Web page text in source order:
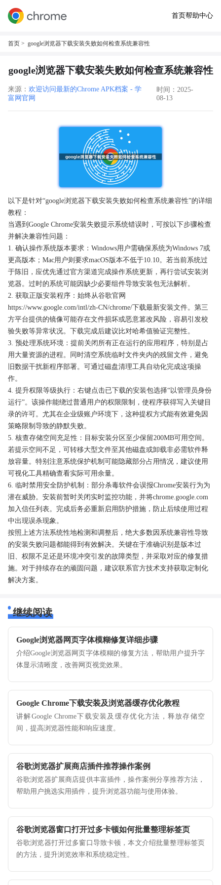
首页帮助中心
首页 > google浏览器下载安装失败如何检查系统兼容性
google浏览器下载安装失败如何检查系统兼容性
来源： 欢迎访问最新的Chrome APK档案 - 学
富网官网
时间：2025-
08-13
以下是针对“google浏览器下载安装失败如何检查系统兼容性”的详细
教程：
当遇到Google Chrome安装失败提示系统错误时，可按以下步骤检查
并解决兼容性问题：
1. 确认操作系统版本要求：Windows用户需确保系统为Windows 7或
更高版本；Mac用户则要求macOS版本不低于10.10。若当前系统过
于陈旧，应优先通过官方渠道完成操作系统更新，再行尝试安装浏
览器。过时的系统可能因缺少必要组件导致安装包无法解析。
2. 获取正版安装程序：始终从谷歌官网
https://www.google.com/intl/zh-CN/chrome/下载最新安装文件。第三
方平台提供的镜像可能存在文件损坏或恶意篡改风险，容易引发校
验失败等异常状况。下载完成后建议比对哈希值验证完整性。
3. 预处理系统环境：提前关闭所有正在运行的应用程序，特别是占
用大量资源的进程。同时清空系统临时文件夹内的残留文件，避免
旧数据干扰新程序部署。可通过磁盘清理工具自动化完成这项操
作。
4. 提升权限等级执行：右键点击已下载的安装包选择“以管理员身份
运行”。该操作能绕过普通用户的权限限制，使程序获得写入关键目
录的许可。尤其在企业级账户环境下，这种提权方式能有效避免因
策略限制导致的静默失败。
5. 核查存储空间充足性：目标安装分区至少保留200MB可用空间。
若提示空间不足，可转移大型文件至其他磁盘或卸载非必需软件释
放容量。特别注意系统保护机制可能隐藏部分占用情况，建议使用
可视化工具精确查看实际可用余量。
6. 临时禁用安全防护机制：部分杀毒软件会误报Chrome安装行为为
潜在威胁。安装前暂时关闭实时监控功能，并将chrome.google.com
加入信任列表。完成后务必重新启用防护措施，防止后续使用过程
中出现误杀现象。
按照上述方法系统性地检测和调整后，绝大多数因系统兼容性导致
的安装失败问题都能得到有效解决。关键在于准确识别是版本过
旧、权限不足还是环境冲突引发的故障类型，并采取对应的修复措
施。对于持续存在的顽固问题，建议联系官方技术支持获取定制化
解决方案。
继续阅读
Google浏览器网页字体模糊修复详细步骤
介绍Google浏览器网页字体模糊的修复方法，帮助用户提升字
体显示清晰度，改善网页视觉效果。
Google Chrome下载安装及浏览器缓存优化教程
讲解Google Chrome下载安装及缓存优化方法，释放存储空
间，提高浏览器性能和响应速度。
谷歌浏览器扩展商店插件推荐操作案例
谷歌浏览器扩展商店提供丰富插件，操作案例分享推荐方法，
帮助用户挑选实用插件，提升浏览器功能与使用体验。
谷歌浏览器窗口打开过多卡顿如何批量整理标签页
谷歌浏览器打开过多窗口导致卡顿，本文介绍批量整理标签页
的方法，提升浏览效率和系统稳定性。